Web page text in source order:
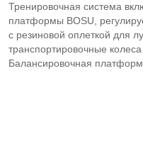
Тренировочная система
платформы BOSU,
с резиновой оплеткой для
транспортировочные
Балансировочная